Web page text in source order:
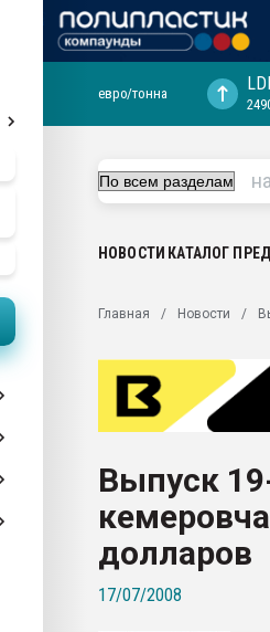
29.07.2026 ФРП помог "Ижевскому
Вакуум-формовочные машины:
28.07.2026 Автоматизация
первый план в переработке
пластмасс
ситуацией на строительном
Всё, что касается выдува ПЭТ
бутылок
ПЕРЕЙТИ НА ФОРУМ
евро/тонна
НОВОСТИ КАТАЛОГ
Главная Новости
Выпуск
долларов
17/07/2008